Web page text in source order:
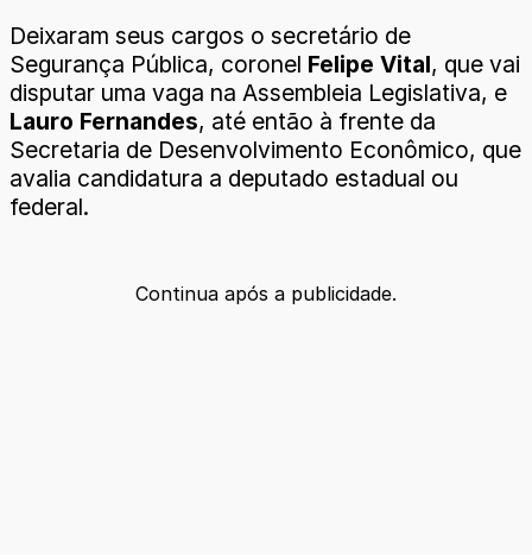
Deixaram seus cargos o secretário de
Segurança Pública, coronel Felipe Vital, que vai
disputar uma vaga na Assembleia Legislativa, e
Lauro Fernandes, até então à frente da
Secretaria de Desenvolvimento Econômico, que
avalia candidatura a deputado estadual ou
federal.
Continua após a publicidade.